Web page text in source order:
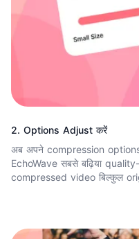
2. Options Adjust करें
अब अपने compression
EchoWave सबसे बढ़िया
compressed video बिल्कुल